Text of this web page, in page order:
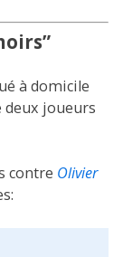
à domicile
deux joueurs
contre Olivier